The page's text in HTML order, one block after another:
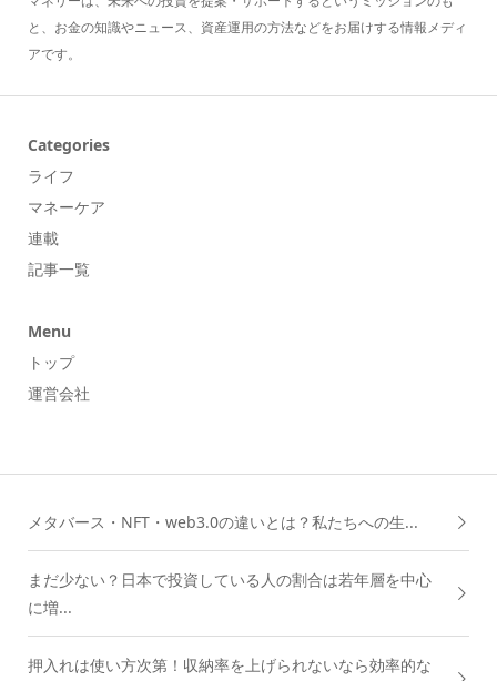
と、お金の知識やニュース、資産運用の方法などをお届けする情報メディ
アです。
Categories
ライフ
マネーケア
連載
記事一覧
Menu
トップ
運営会社
メタバース・NFT・web3.0の違いとは？私たちへの生...
まだ少ない？日本で投資している人の割合は若年層を中心
に増...
押入れは使い方次第！収納率を上げられないなら効率的な